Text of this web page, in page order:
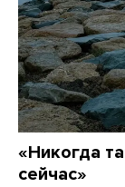
«Никогда
сейчас»